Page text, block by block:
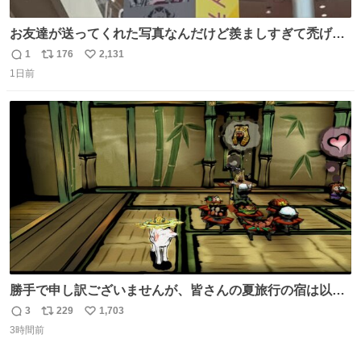
お友達が送ってくれた写真なんだけど羨ましすぎて禿げそ
う
返
信
1
リ
ト
数
176
い
数
2,131
1日前
勝手で申し訳ございませんが、皆さんの夏旅行の宿は以下
のルールで決めさせてもらいます！ ←この投稿が1万いい
返
信
3
リ
ポ
229
い
1,703
3時間前